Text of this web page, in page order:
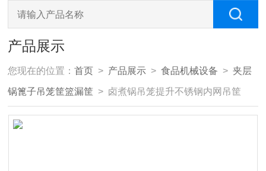
产品展示
您现在的位置：首页 > 产品展示 >食品机械设备 >夹层
锅篦子吊笼筐篮漏筐 > 卤煮锅吊笼提升不锈钢内网吊筐